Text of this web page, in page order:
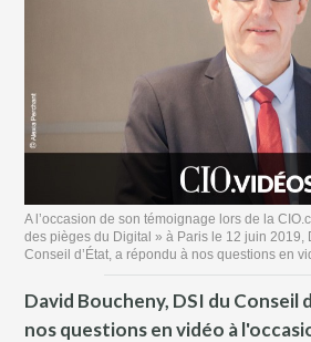
A l’occasion de son témoignage lors de la
des pièges du Digital » à Paris le 12 juin 2019,
Conseil d’État, a répondu à nos questions en
David Boucheny, DSI du Conseil
nos questions en vidéo à